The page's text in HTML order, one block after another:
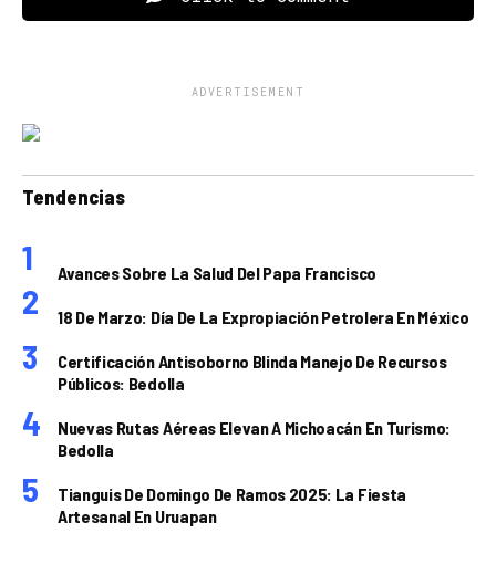
ADVERTISEMENT
Tendencias
Avances Sobre La Salud Del Papa Francisco
18 De Marzo: Día De La Expropiación Petrolera En México
Certificación Antisoborno Blinda Manejo De Recursos
Públicos: Bedolla
Nuevas Rutas Aéreas Elevan A Michoacán En Turismo:
Bedolla
Tianguis De Domingo De Ramos 2025: La Fiesta
Artesanal En Uruapan